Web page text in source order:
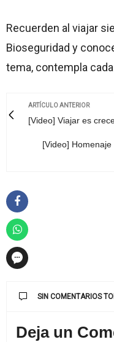
Recuerden al viajar
Bioseguridad y
tema, contempla
ARTÍCULO ANTERIOR
[Video] Viajar es
[Video]
SIN COMENTARIOS
Deja un